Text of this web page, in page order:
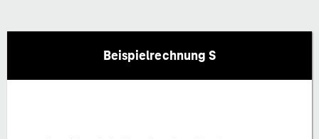
Beispielrechnung S